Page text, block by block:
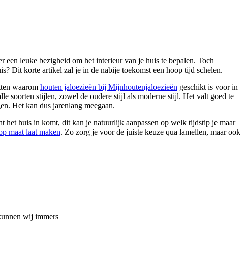
leuke bezigheid om het interieur van je huis te bepalen. Toch
Dit korte artikel zal je in de nabije toekomst een hoop tijd schelen.
waarom houten jaloezieën bij Mijnhoutenjaloezieën geschikt is voor in
soorten stijlen, zowel de oudere stijl als moderne stijl. Het valt goed te
Het kan dus jarenlang meegaan.
huis in komt, dit kan je natuurlijk aanpassen op welk tijdstip je maar
maat laat maken. Zo zorg je voor de juiste keuze qua lamellen, maar ook
wij immers